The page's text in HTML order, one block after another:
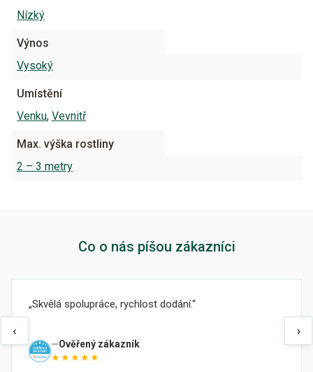
Nízký
Výnos
Vysoký
Umístění
Venku, Vevnitř
Max. výška rostliny
2 – 3 metry
Co o nás píšou zákazníci
‹
Skvělá spolupráce, rychlost dodání.
Ověřený zákazník
★★★★★
›